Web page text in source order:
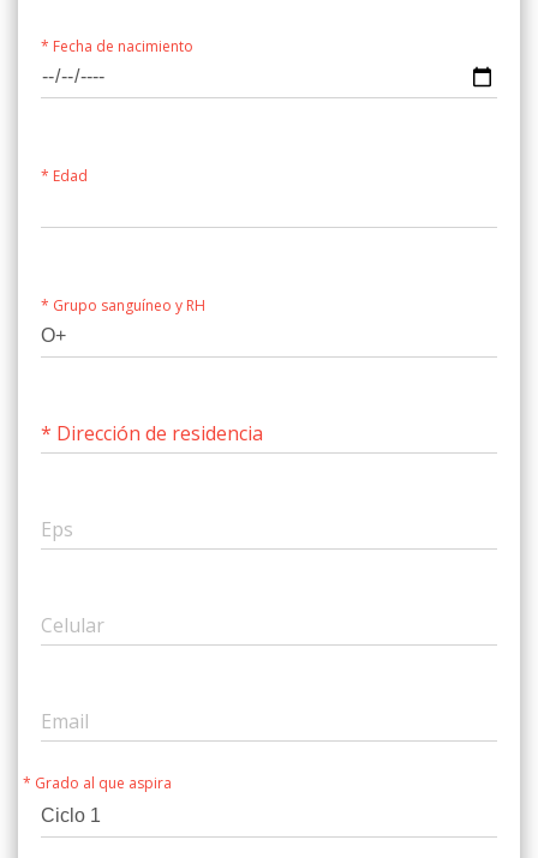
* Fecha de nacimiento
* Edad
* Grupo sanguíneo y RH
* Dirección de residencia
Eps
Celular
Email
* Grado al que aspira